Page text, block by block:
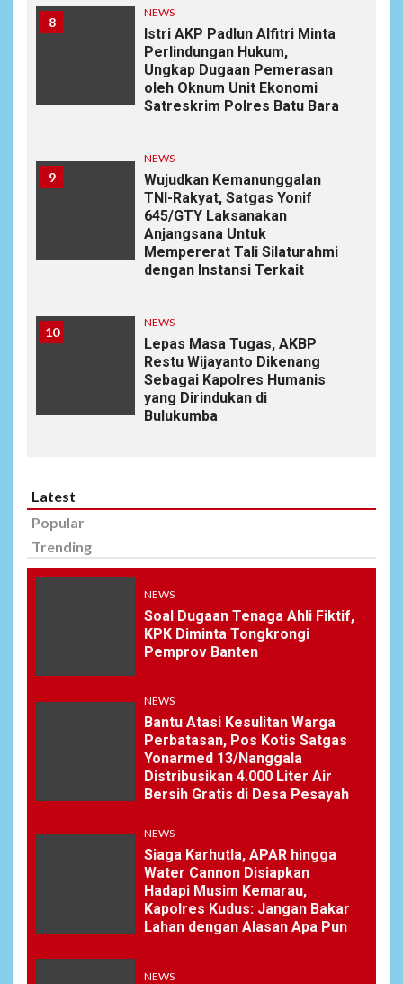
8
NEWS
Istri AKP Padlun Alfitri Minta
Perlindungan Hukum,
Ungkap Dugaan Pemerasan
oleh Oknum Unit Ekonomi
Satreskrim Polres Batu Bara
9
NEWS
Wujudkan Kemanunggalan
TNI-Rakyat, Satgas Yonif
645/GTY Laksanakan
Anjangsana Untuk
Mempererat Tali Silaturahmi
dengan Instansi Terkait
10
NEWS
Lepas Masa Tugas, AKBP
Restu Wijayanto Dikenang
Sebagai Kapolres Humanis
yang Dirindukan di
Bulukumba
Latest
Popular
Trending
NEWS
Soal Dugaan Tenaga Ahli Fiktif,
KPK Diminta Tongkrongi
Pemprov Banten
NEWS
Bantu Atasi Kesulitan Warga
Perbatasan, Pos Kotis Satgas
Yonarmed 13/Nanggala
Distribusikan 4.000 Liter Air
Bersih Gratis di Desa Pesayah
NEWS
Siaga Karhutla, APAR hingga
Water Cannon Disiapkan
Hadapi Musim Kemarau,
Kapolres Kudus: Jangan Bakar
Lahan dengan Alasan Apa Pun
NEWS